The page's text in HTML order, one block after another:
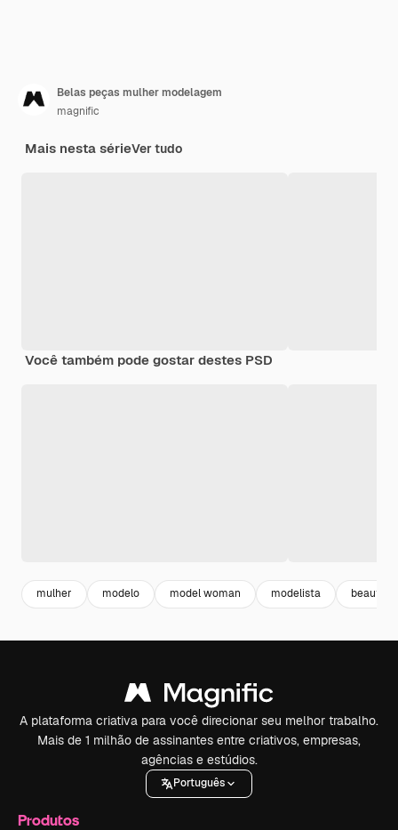
Belas peças mulher modelagem
magnific
Mais nesta sérieVer tudo
Você também pode gostar destes PSD
mulher modelo model woman modelista
A plataforma criativa para você direcionar seu melhor trabalho.
Mais de 1 milhão de assinantes entre criativos, empresas,
agências e estúdios.
Português
Produtos